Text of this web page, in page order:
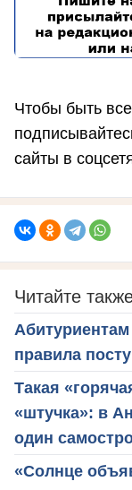
Чтобы быть
сайты в
Читайте
правила
Такая
«штучка»: в
один
«Солнце